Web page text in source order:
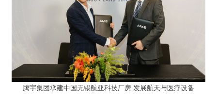
腾宇集团承建中国无锡航亚科技厂房 发展航天与医疗设备